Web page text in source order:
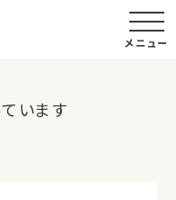
メニュー
います